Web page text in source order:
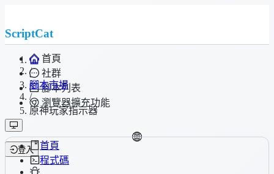
ScriptCat
首頁
社群
腳本列表
瀏覽器擴充功能
登入
/
腳本市場
/
原神玩家指示器
首頁
程式碼